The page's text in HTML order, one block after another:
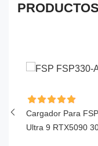
Cargador Para
Ultra 9 RTX5090